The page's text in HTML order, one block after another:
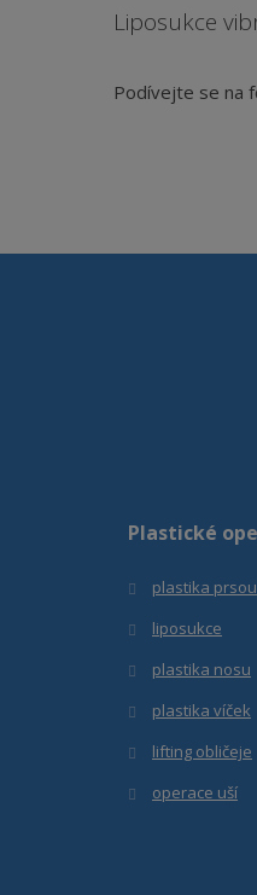
Liposukce
Podívejte se na
Plastické
plastika prsou
liposukce
plastika nosu
plastika víček
lifting obličeje
operace uší